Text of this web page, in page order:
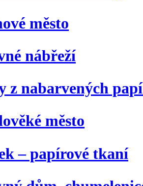
město
nábřeží
z nabarvených
město
– papírové tkaní